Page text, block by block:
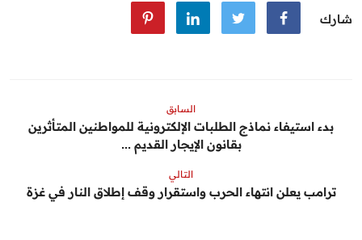
شارك
السابق
بدء استيفاء نماذج الطلبات الإلكترونية للمواطنين المتأثرين
بقانون الإيجار القديم ...
التالي
ترامب يعلن انتهاء الحرب واستقرار وقف إطلاق النار في غزة